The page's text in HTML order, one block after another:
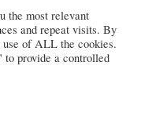
الأحكام والشروط
the most relevant
and repeat visits. By
of ALL the cookies.
to provide a controlled